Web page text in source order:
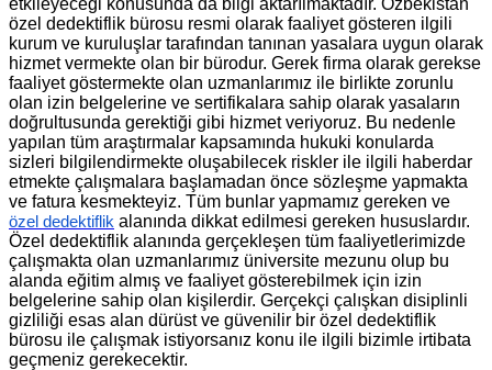
etkileyeceği konusunda da bilgi aktarılmaktadır. Özbekistan
özel dedektiflik bürosu resmi olarak faaliyet gösteren ilgili
kurum ve kuruluşlar tarafından tanınan yasalara uygun olarak
hizmet vermekte olan bir bürodur. Gerek firma olarak gerekse
faaliyet göstermekte olan uzmanlarımız ile birlikte zorunlu
olan izin belgelerine ve sertifikalara sahip olarak yasaların
doğrultusunda gerektiği gibi hizmet veriyoruz. Bu nedenle
yapılan tüm araştırmalar kapsamında hukuki konularda
sizleri bilgilendirmekte oluşabilecek riskler ile ilgili haberdar
etmekte çalışmalara başlamadan önce sözleşme yapmakta
ve fatura kesmekteyiz. Tüm bunlar yapmamız gereken ve
özel dedektiflik alanında dikkat edilmesi gereken hususlardır.
Özel dedektiflik alanında gerçekleşen tüm faaliyetlerimizde
çalışmakta olan uzmanlarımız üniversite mezunu olup bu
alanda eğitim almış ve faaliyet gösterebilmek için izin
belgelerine sahip olan kişilerdir. Gerçekçi çalışkan disiplinli
gizliliği esas alan dürüst ve güvenilir bir özel dedektiflik
bürosu ile çalışmak istiyorsanız konu ile ilgili bizimle irtibata
geçmeniz gerekecektir.